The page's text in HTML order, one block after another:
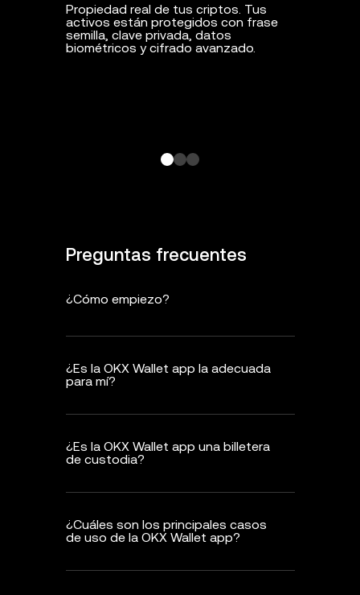
Propiedad real de tus criptos. Tus
activos están protegidos con frase
semilla, clave privada, datos
biométricos y cifrado avanzado.
Preguntas frecuentes
¿Cómo empiezo?
¿Es la OKX Wallet app la adecuada
para mí?
¿Es la OKX Wallet app una billetera
de custodia?
¿Cuáles son los principales casos
de uso de la OKX Wallet app?